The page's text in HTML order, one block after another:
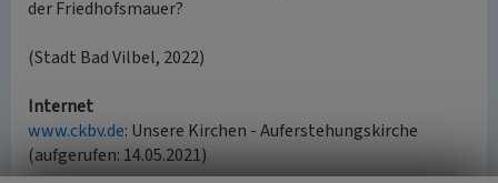
der Friedhofsmauer?
(Stadt Bad Vilbel, 2022)
Internet
www.ckbv.de: Unsere Kirchen - Auferstehungskirche
(aufgerufen: 14.05.2021)